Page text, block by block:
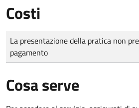
Costi
Tipo di pagamento
Importo
La presentazione della pratica non
pagamento
Cosa serve